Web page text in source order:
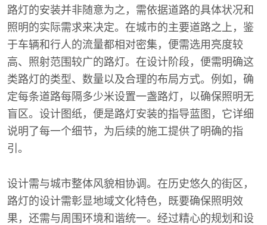
路灯的安装并非随意为之，需依据道路的具体状况和
照明的实际需求来决定。在城市的主要道路之上，鉴
于车辆和行人的流量都相对密集，便需选用亮度较
高、照射范围较广的路灯。在设计阶段，便需明确这
类路灯的类型、数量以及合理的布局方式。例如，确
定每条道路每隔多少米设置一盏路灯，以确保照明无
盲区。设计图纸，便是路灯安装的指导蓝图，它详细
说明了每一个细节，为后续的施工提供了明确的指
引。
设计需与城市整体风貌相协调。在历史悠久的街区，
路灯的设计需彰显地域文化特色，既要确保照明效
果，还需与周围环境和谐统一。经过精心的规划和设